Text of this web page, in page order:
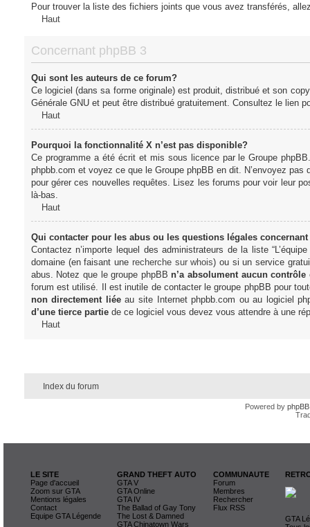
Pour trouver la liste des fichiers joints que vous avez transférés,
Haut
Concernant phpBB 3
Qui sont les auteurs de ce forum?
Ce logiciel (dans sa forme originale) est produit, distribué et son
Générale GNU et peut être distribué gratuitement. Consultez le lien
Haut
Pourquoi la fonctionnalité X n’est pas disponible?
Ce programme a été écrit et mis sous licence par le Groupe
phpbb.com et voyez ce que le Groupe phpBB en dit. N’envoyez
pour gérer ces nouvelles requêtes. Lisez les forums pour voir leur
là-bas.
Haut
Qui contacter pour les abus ou les questions légales
Contactez n’importe lequel des administrateurs de la liste
domaine (en faisant une recherche sur whois) ou si un service
abus. Notez que le groupe phpBB n’a absolument aucun contrôle
forum est utilisé. Il est inutile de contacter le groupe phpBB pour
non directement liéeau site Internet phpbb.com ou au logiciel
d’une tierce partiede ce logiciel vous devez vous attendre à une
Haut
Index du forum
Powered by phpBB
LE SITE
Page d'accueil
Zoom sur GTA
Mentions légales
Contact
Equipe GTA Légende
GRAND THEFT AUTO
GTA V
GTA Online
GTA IV
The Ballad of Gay Tony
The Lost & Damned
GTA Chinatown Wars
COMMUNAUTE
Forum
Membres
Rechercher
Flux RSS
GTA